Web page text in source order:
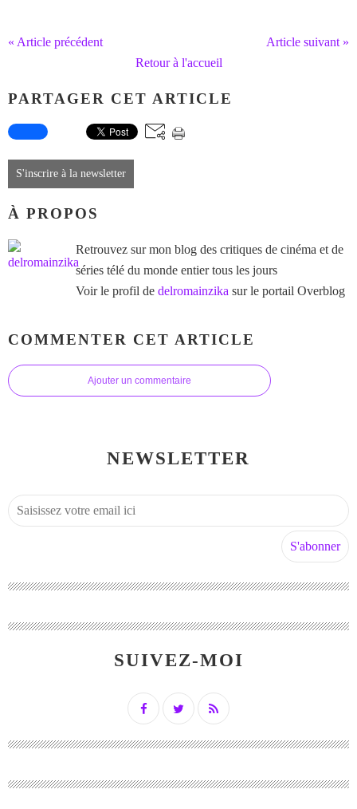
« Article précédent
Article suivant »
Retour à l'accueil
PARTAGER CET ARTICLE
S'inscrire à la newsletter
À PROPOS
Retrouvez sur mon blog des critiques de cinéma et de
séries télé du monde entier tous les jours
Voir le profil de delromainzika sur le portail Overblog
COMMENTER CET ARTICLE
Ajouter un commentaire
NEWSLETTER
SUIVEZ-MOI